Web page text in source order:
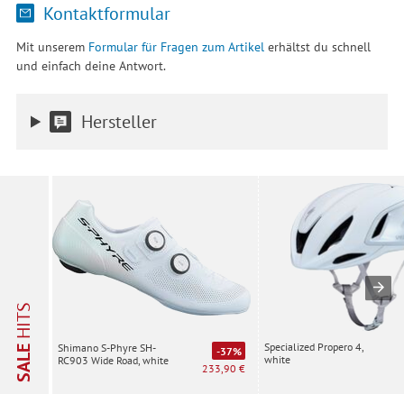
Kontaktformular
Mit unserem Formular für Fragen zum Artikel erhältst du schnell
und einfach deine Antwort.
Hersteller
SALE
HITS
Shimano S-Phyre SH-
RC903 Wide Road, white
-37%
233,90 €
Specialized Propero 4,
white